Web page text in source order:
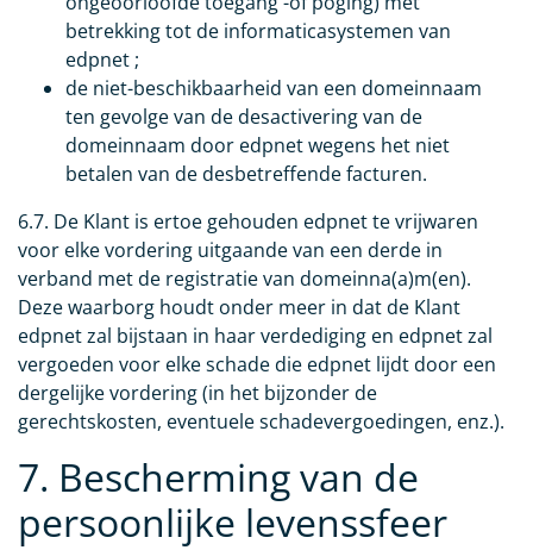
betrekking tot de informaticasystemen van
edpnet ;
de niet-beschikbaarheid van een domeinnaam
ten gevolge van de desactivering van de
domeinnaam door edpnet wegens het niet
betalen van de desbetreffende facturen.
6.7. De Klant is ertoe gehouden edpnet te vrijwaren
voor elke vordering uitgaande van een derde in
verband met de registratie van domeinna(a)m(en).
Deze waarborg houdt onder meer in dat de Klant
edpnet zal bijstaan in haar verdediging en edpnet zal
vergoeden voor elke schade die edpnet lijdt door een
dergelijke vordering (in het bijzonder de
gerechtskosten, eventuele schadevergoedingen, enz.).
7. Bescherming van de
persoonlijke levenssfeer